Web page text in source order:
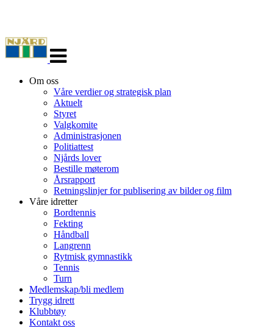
navigasjon
Om oss
Våre verdier og strategisk plan
Aktuelt
Styret
Valgkomite
Administrasjonen
Politiattest
Njårds lover
Bestille møterom
Årsrapport
Retningslinjer for publisering av bilder og film
Våre idretter
Bordtennis
Fekting
Håndball
Langrenn
Rytmisk gymnastikk
Tennis
Turn
Medlemskap/bli medlem
Trygg idrett
Klubbtøy
Kontakt oss